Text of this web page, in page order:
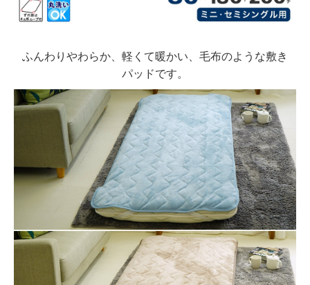
ふんわりやわらか、軽くて暖かい、毛布のような敷き
パッドです。